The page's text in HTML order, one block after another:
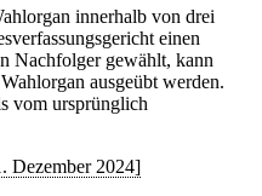
innerhalb von drei
einen
Nachfolger gewählt, kann
ausgeübt werden.
vom ursprünglich
Dezember 2024]